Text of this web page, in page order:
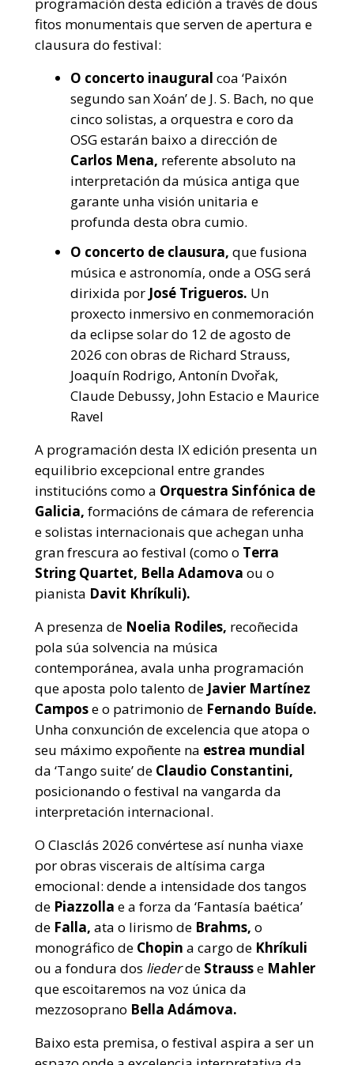
programación desta edición a través de dous
fitos monumentais que serven de apertura e
clausura do festival:
O concerto inaugural coa ‘Paixón
segundo san Xoán’ de J. S. Bach, no que
cinco solistas, a orquestra e coro da
OSG estarán baixo a dirección de
Carlos Mena, referente absoluto na
interpretación da música antiga que
garante unha visión unitaria e
profunda desta obra cumio.
O concerto de clausura, que fusiona
música e astronomía, onde a OSG será
dirixida por José Trigueros. Un
proxecto inmersivo en conmemoración
da eclipse solar do 12 de agosto de
2026 con obras de Richard Strauss,
Joaquín Rodrigo, Antonín Dvořak,
Claude Debussy, John Estacio e Maurice
Ravel
A programación desta IX edición presenta un
equilibrio excepcional entre grandes
institucións como a Orquestra Sinfónica de
Galicia, formacións de cámara de referencia
e solistas internacionais que achegan unha
gran frescura ao festival (como o Terra
String Quartet, Bella Adamova ou o
pianista Davit Khríkuli).
A presenza de Noelia Rodiles, recoñecida
pola súa solvencia na música
contemporánea, avala unha programación
que aposta polo talento de Javier Martínez
Campose o patrimonio de Fernando Buíde.
Unha conxunción de excelencia que atopa o
seu máximo expoñente na estrea mundial
da ‘Tango suite’ de Claudio Constantini,
posicionando o festival na vangarda da
interpretación internacional.
O Clasclás 2026 convértese así nunha viaxe
por obras viscerais de altísima carga
emocional: dende a intensidade dos tangos
de Piazzolla e a forza da ‘Fantasía baética’
de Falla, ata o lirismo de Brahms, o
monográfico de Chopin a cargo de Khríkuli
ou a fondura dos liederde Strausse Mahler
que escoitaremos na voz única da
mezzosoprano Bella Adámova.
Baixo esta premisa, o festival aspira a ser un